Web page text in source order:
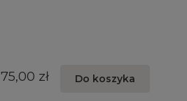
75,00 zł Do koszyka